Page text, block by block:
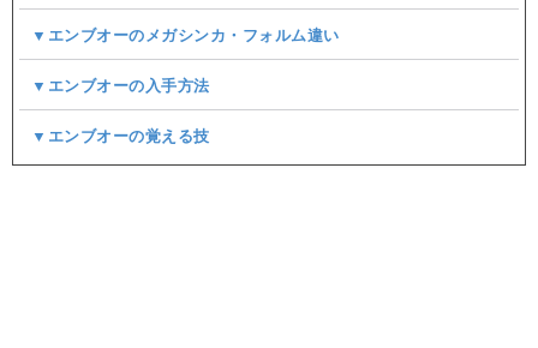
▼エンブオーのメガシンカ・フォルム違い
▼エンブオーの入手方法
▼エンブオーの覚える技